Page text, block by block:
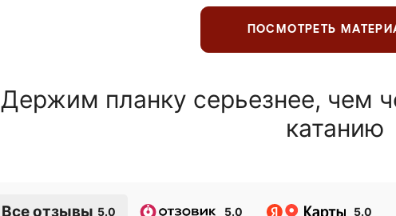
ПОСМОТРЕТЬ
Держим планку серьезнее, чем
катанию
Все отзывы 5.0 5.0 5.0